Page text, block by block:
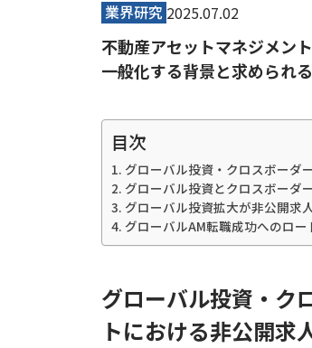
業界研究 2025.07.02
不動産アセットマネジメン
一般化する背景と求められ
目次
グローバル投資・クロスボーダ
グローバル投資とクロスボーダ
グローバル投資拡大が非公開求
グローバルAM転職成功へのロー
グローバル投資・ク
トにおける非公開求